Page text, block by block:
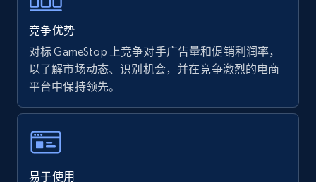
Walmart - products
URL, Final price, Sku, Currency, Gtin,
Specifications, Image urls, Top reviews, and
more.
5.6K+
竞争优势
对标 GameStop 上竞争对手广告量和促销利润率，
以了解市场动态、识别机会，并在竞争激烈的电商
平台中保持领先。
易于使用